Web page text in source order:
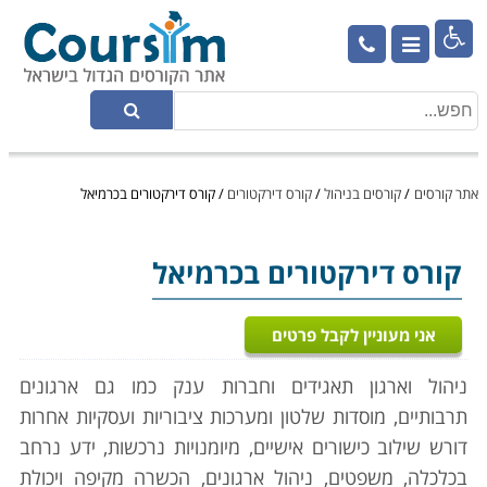

אתר קורסים /קורסים בניהול/קורס דירקטורים /קורס דירקטורים בכרמיאל
קורס דירקטורים בכרמיאל
אני מעוניין לקבל פרטים
ניהול וארגון תאגידים וחברות ענק כמו גם ארגונים
תרבותיים, מוסדות שלטון ומערכות ציבוריות ועסקיות אחרות
דורש שילוב כישורים אישיים, מיומנויות נרכשות, ידע נרחב
בכלכלה, משפטים, ניהול ארגונים, הכשרה מקיפה ויכולת